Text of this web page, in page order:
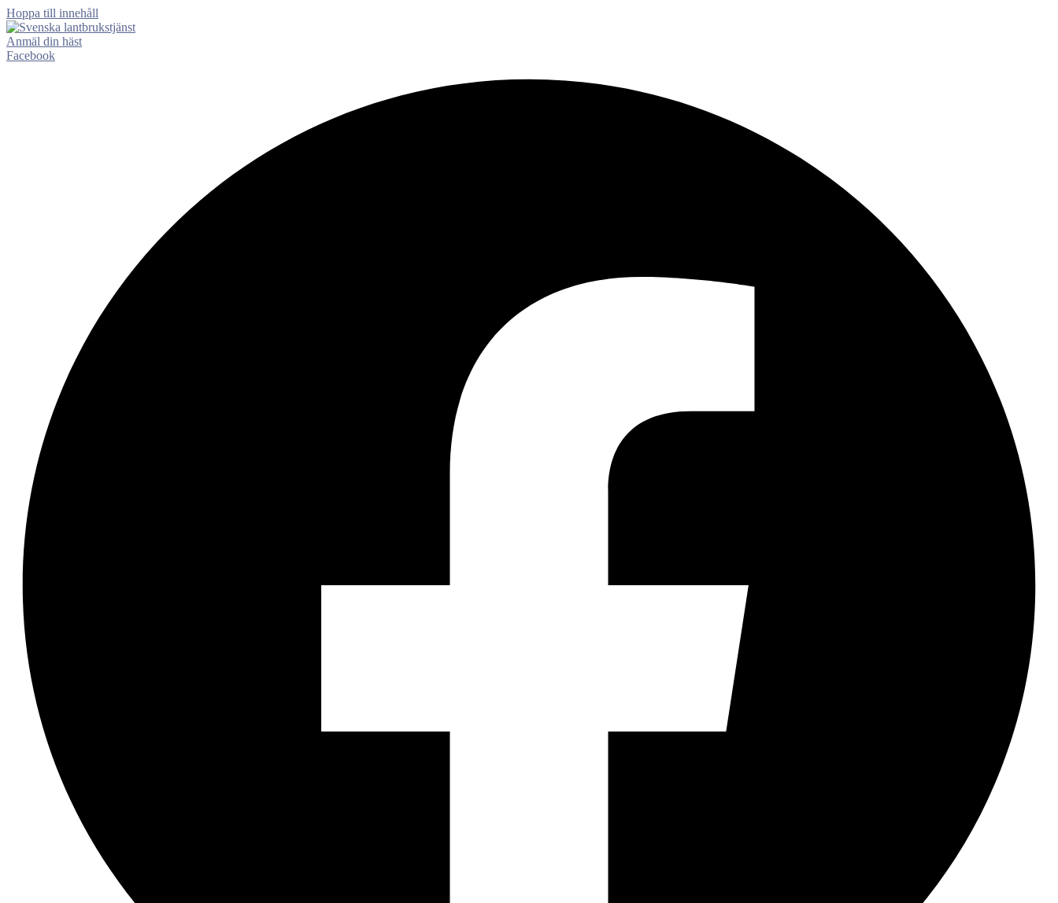
Hoppa till innehåll
Anmäl din häst
Facebook